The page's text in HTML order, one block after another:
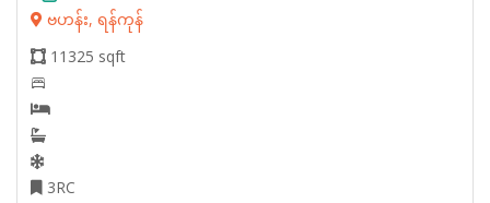
ဗဟန်း, ရန်ကုန်
11325 sqft
3RC